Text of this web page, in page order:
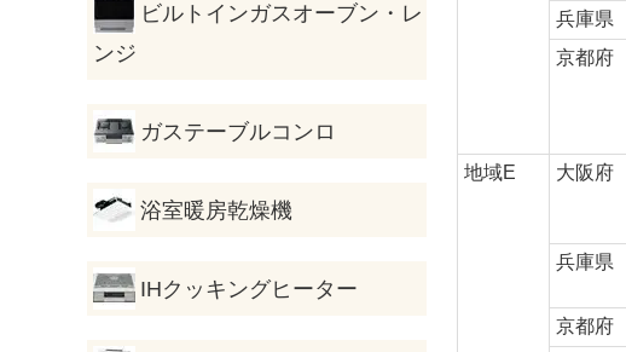
ビルトインガスオーブン・レ
ンジ
ガステーブルコンロ
浴室暖房乾燥機
IHクッキングヒーター
兵庫県
京都府
地域E
大阪府
兵庫県
京都府